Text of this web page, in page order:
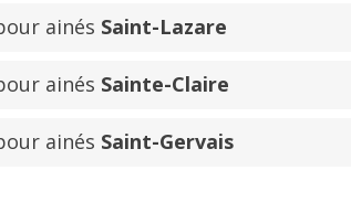
ainés Saint-Lazare
ainés Sainte-Claire
ainés Saint-Gervais